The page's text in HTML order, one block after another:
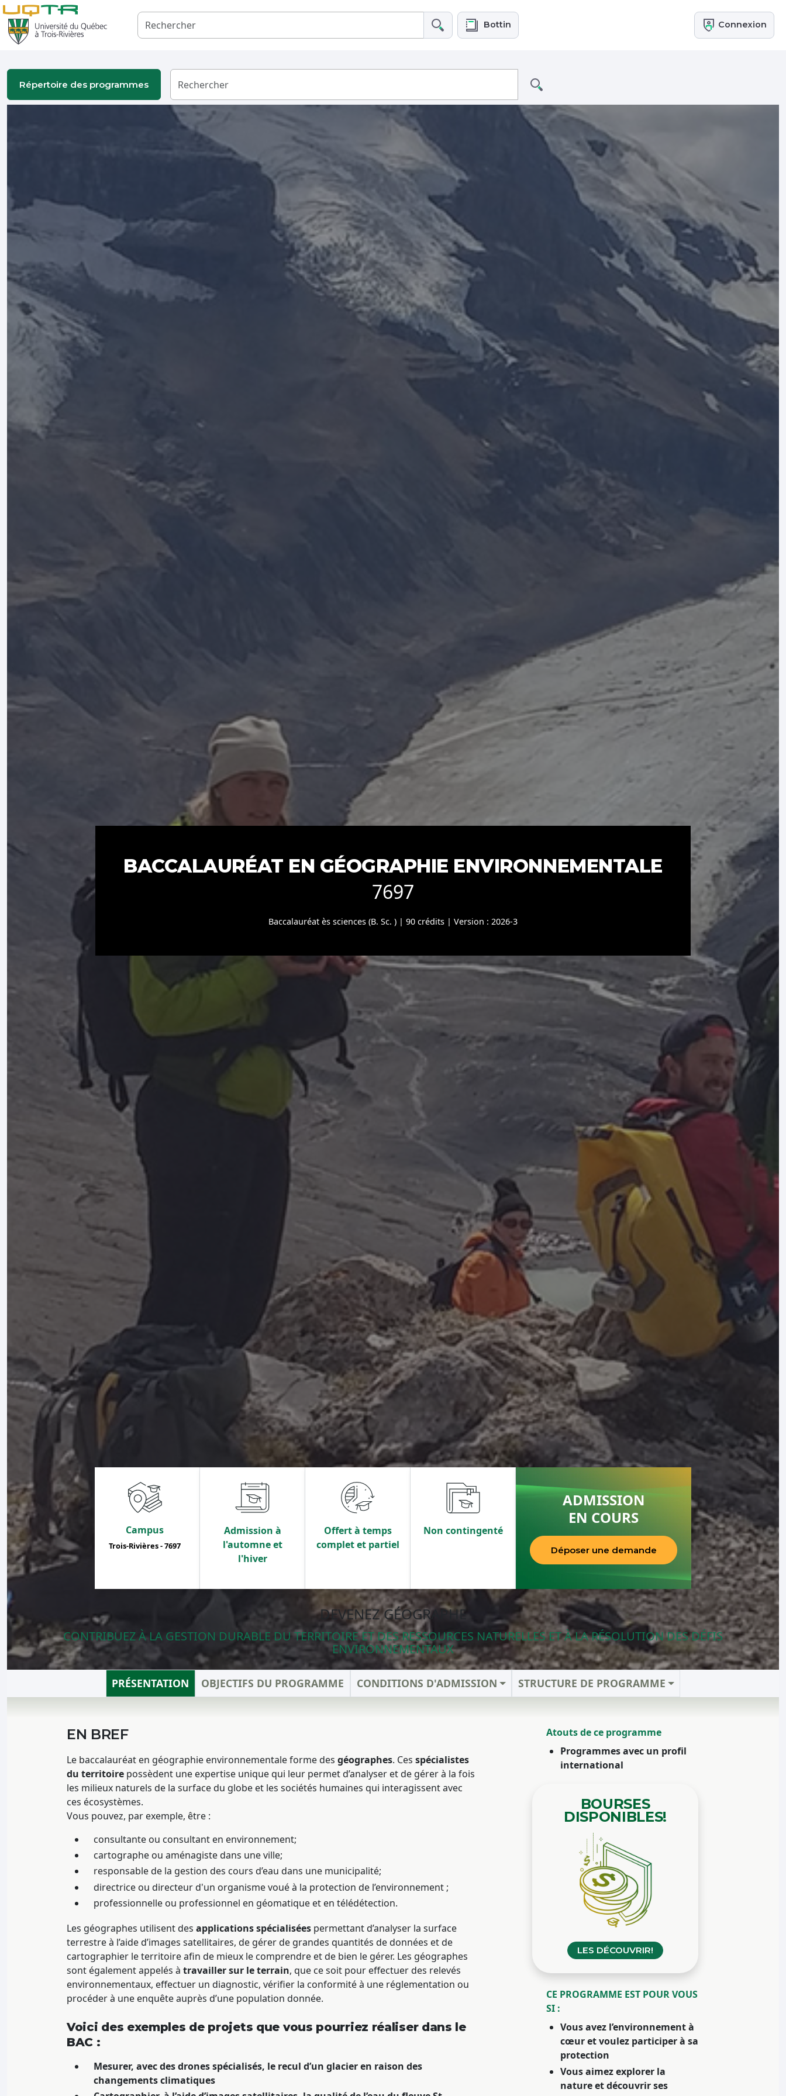
Bottin Connexion
Répertoire des programmes
BACCALAURÉAT EN GÉOGRAPHIE ENVIRONNEMENTALE
7697
Baccalauréat ès sciences (B. Sc. ) | 90 crédits | Version : 2026-3
Campus
Trois-Rivières - 7697
Admission à
l'automne et
l'hiver
Offert à temps
complet et partiel
Non contingenté
ADMISSION
EN COURS
Déposer une demande
DEVENEZ GÉOGRAPHE
CONTRIBUEZ À LA GESTION DURABLE DU TERRITOIRE ET DES RESSOURCES NATURELLES ET À LA RÉSOLUTION DES DÉFIS
ENVIRONNEMENTAUX
PRÉSENTATION OBJECTIFS DU PROGRAMME CONDITIONS D'ADMISSION STRUCTURE DE PROGRAMME
EN BREF
Le baccalauréat en géographie environnementale forme des géographes. Ces spécialistes
du territoire possèdent une expertise unique qui leur permet d’analyser et de gérer à la fois
les milieux naturels de la surface du globe et les sociétés humaines qui interagissent avec
ces écosystèmes.
Vous pouvez, par exemple, être :
consultante ou consultant en environnement;
cartographe ou aménagiste dans une ville;
responsable de la gestion des cours d’eau dans une municipalité;
directrice ou directeur d'un organisme voué à la protection de l’environnement ;
professionnelle ou professionnel en géomatique et en télédétection.
Les géographes utilisent des applications spécialisées permettant d’analyser la surface
terrestre à l’aide d’images satellitaires, de gérer de grandes quantités de données et de
cartographier le territoire afin de mieux le comprendre et de bien le gérer. Les géographes
sont également appelés à travailler sur le terrain, que ce soit pour effectuer des relevés
environnementaux, effectuer un diagnostic, vérifier la conformité à une réglementation ou
procéder à une enquête auprès d’une population donnée.
Voici des exemples de projets que vous pourriez réaliser dans le
BAC :
Mesurer, avec des drones spécialisés, le recul d’un glacier en raison des
changements climatiques
Atouts de ce programme
Programmes avec un profil
international
BOURSES
DISPONIBLES!
LES DÉCOUVRIR!
CE PROGRAMME EST POUR VOUS
SI :
Vous avez l’environnement à
cœur et voulez participer à sa
protection
Vous aimez explorer la
nature et découvrir ses